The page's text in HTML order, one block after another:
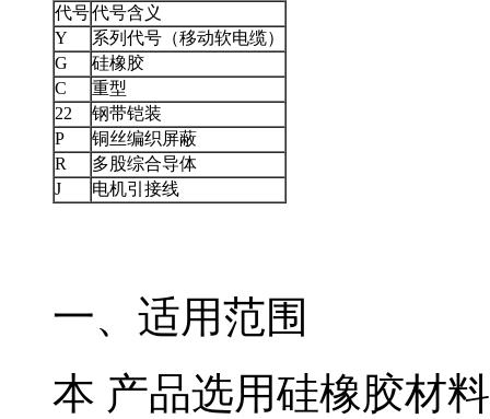
代号代号含义
Y
系列代号（移动软电缆）
G
硅橡胶
C
重型
22
钢带铠装
P
铜丝编织屏蔽
R
多股综合导体
J
电机引接线
一、适用范围
本 产品选用硅橡胶材料